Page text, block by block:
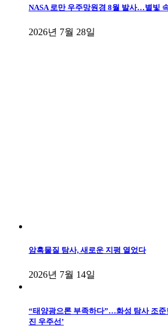
NASA 로만 우주망원경 8월 발사…별빛
2026년 7월 28일
암흑물질 탐사, 새로운 지평 열었다
2026년 7월 14일
“태양광으론 부족하다”…화성 탐사 조준
진 우주선’